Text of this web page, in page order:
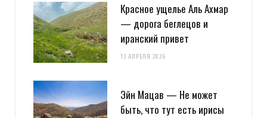
Красное ущелье Аль Ахмар
— дорога беглецов и
иранский привет
13 АПРЕЛЯ 2026
Эйн Мацав — Не может
быть, что тут есть ирисы